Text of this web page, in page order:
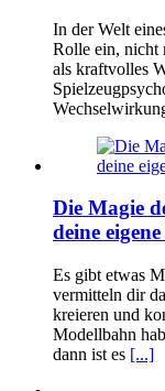
In der Welt
Rolle ein, nicht
als kraftvolles
Die Magie
deine
Es gibt etwas
vermitteln dir
kreieren und
Modellbahn
dann ist es [...]